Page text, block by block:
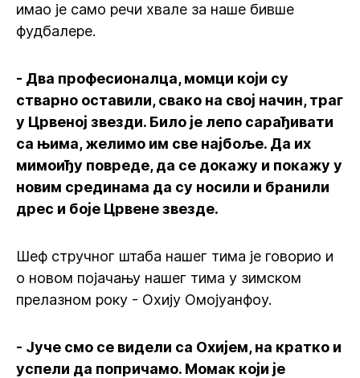
имао је само речи хвале за наше бивше
фудбалере.
- Два професионалца, момци који су
стварно оставили, свако на свој начин, траг
у Црвеној звезди. Било је лепо сарађивати
са њима, желимо им све најбоље. Да их
мимоиђу повреде, да се докажу и покажу у
новим срединама да су носили и бранили
дрес и боје Црвене звезде.
Шеф стручног штаба нашег тима је говорио и
о новом појачању нашег тима у зимском
прелазном року - Охију Омојуанфоу.
- Јуче смо се видели са Охијем, на кратко и
успели да попричамо. Момак који је